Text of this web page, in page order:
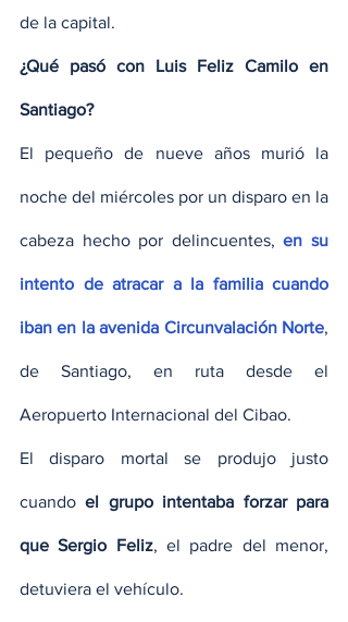
de la capital.
¿Qué pasó con Luis Feliz Camilo en
Santiago?
El pequeño de nueve años murió la
noche del miércoles por un disparo en la
cabeza hecho por delincuentes, en su
intento de atracar a la familia cuando
iban en la avenida Circunvalación Norte,
de Santiago, en ruta desde el
Aeropuerto Internacional del Cibao.
El disparo mortal se produjo justo
cuando el grupo intentaba forzar para
que Sergio Feliz, el padre del menor,
detuviera el vehículo.